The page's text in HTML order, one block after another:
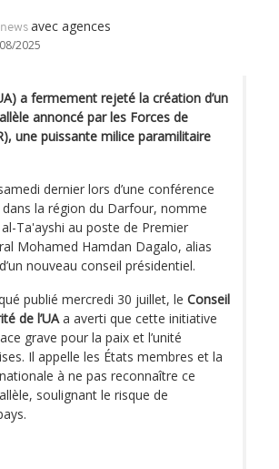
avec agences
2025
a fermement rejeté la création d’un
annoncé par les Forces de
une puissante milice paramilitaire
dernier lors d’une conférence
la région du Darfour, nomme
Ta'ayshi au poste de Premier
Mohamed Hamdan Dagalo, alias
nouveau conseil présidentiel.
publié mercredi 30 juillet, le Conseil
de l’UAa averti que cette initiative
grave pour la paix et l’unité
Il appelle les États membres et la
à ne pas reconnaître ce
soulignant le risque de